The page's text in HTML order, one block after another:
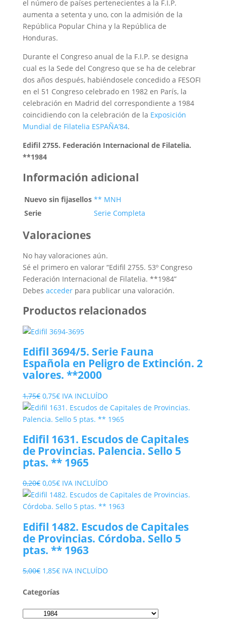
el número de países pertenecientes a la F.I.P.
aumenta a setenta y uno, con la admisión de la
República Popular China y la República de
Honduras.
Durante el Congreso anual de la F.I.P. se designa
cual es la Sede del Congreso que se ha de celebrar
dos años después, habiéndosele concedido a FESOFI
en el 51 Congreso celebrado en 1982 en París, la
celebración en Madrid del correspondiente a 1984
coincidiendo con la celebración de la Exposición
Mundial de Filatelia ESPAÑA’84.
Edifil 2755. Federación Internacional de Filatelia.
**1984
Información adicional
Nuevo sin fijasellos ** MNH
Serie
Serie Completa
Valoraciones
No hay valoraciones aún.
Sé el primero en valorar “Edifil 2755. 53º Congreso
Federación Internacional de Filatelia. **1984”
Debes accederpara publicar una valoración.
Productos relacionados
Edifil 3694/5. Serie Fauna
Española en Peligro de Extinción. 2
valores. **2000
1,75€ El
precio
original
1,75€.
0,75€El
precio
actual
0,75€.
IVA INCLUÍDO
Edifil 1631. Escudos de Capitales
de Provincias. Palencia. Sello 5
ptas. ** 1965
0,20€ El
precio
original
0,20€.
0,05€El
precio
actual
0,05€.
IVA INCLUÍDO
Edifil 1482. Escudos de Capitales
de Provincias. Córdoba. Sello 5
ptas. ** 1963
5,00€ El
original
5,00€.
1,85€El
actual
1,85€.
IVA INCLUÍDO
Categorías